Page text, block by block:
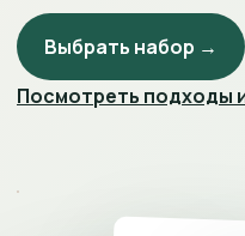
Выбрать набор →
Посмотреть подходы